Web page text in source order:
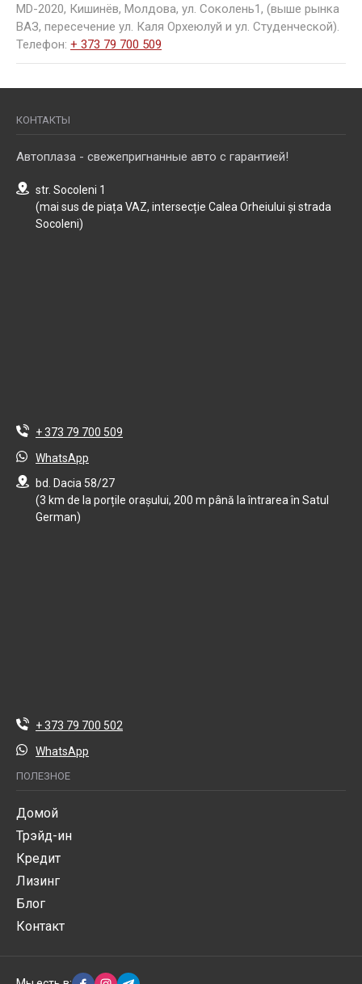
MD-2020, Кишинёв, Молдова, ул. Соколень1, (выше рынка
ВАЗ, пересечение ул. Каля Орхеюлуй и ул. Студенческой).
Телефон: + 373 79 700 509
КОНТАКТЫ
Автоплаза - свежепригнанные авто с гарантией!
str. Socoleni 1
(mai sus de piața VAZ, intersecție Calea Orheiului și strada
Socoleni)
+ 373 79 700 509
WhatsApp
bd. Dacia 58/27
(3 km de la porțile orașului, 200 m până la întrarea în Satul
German)
+ 373 79 700 502
WhatsApp
ПОЛЕЗНОЕ
Домой
Трэйд-ин
Кредит
Лизинг
Блог
Контакт